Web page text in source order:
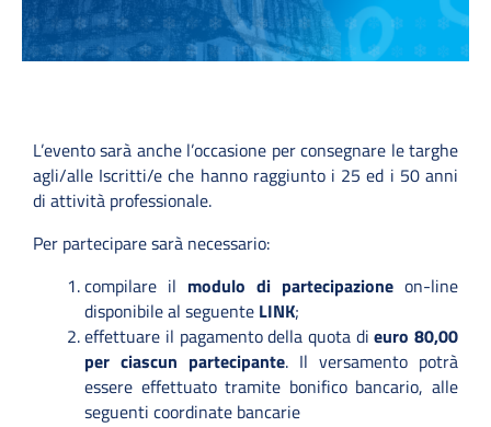
L’evento sarà anche l’occasione per consegnare le targhe
agli/alle Iscritti/e che hanno raggiunto i 25 ed i 50 anni
di attività professionale.
Per partecipare sarà necessario:
compilare il modulo di partecipazione on-line
disponibile al seguente LINK;
effettuare il pagamento della quota dieuro 80,00
per ciascun partecipante. Il versamento potrà
essere effettuato tramite bonifico bancario, alle
seguenti coordinate bancarie